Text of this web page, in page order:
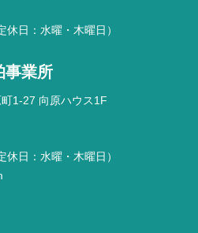
日：水曜・木曜日）
事業所
1-27 向原ハウス1F
日：水曜・木曜日）